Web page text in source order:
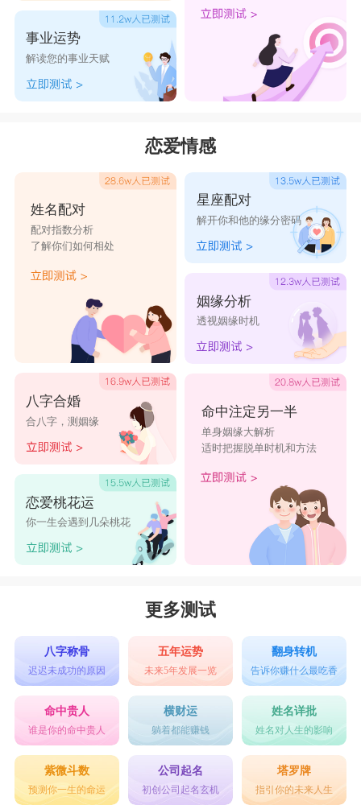
暮 翊 逸 珹
慈
襦 希 屹 峥
屹 峻 峡
琨
珉 霄
伊 礼
龙 凯 瑾 捷
事业运势
解读您的事业天赋
恋爱情感
姓名配对
配对指数分析
了解你们如何相处
八字合婚
合八字，测姻缘
恋爱桃花运
你一生会遇到几朵桃花
星座配对
解开你和他的缘分密码
姻缘分析
透视姻缘时机
命中注定另一半
单身姻缘大解析
适时把握脱单时机和方法
更多测试
八字称骨
迟迟未成功的原因
五年运势
未来5年发展一览
翻身转机
告诉你赚什么最吃香
命中贵人
谁是你的命中贵人
横财运
躺着都能赚钱
姓名详批
姓名对人生的影响
紫微斗数
预测你一生的命运
公司起名
初创公司起名玄机
塔罗牌
指引你的未来人生